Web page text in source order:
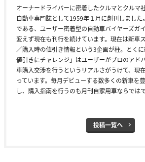
オーナードライバーに密着したクルマとクルマ
自動車専門誌として1959年１月に創刊しまし
である、ユーザー密着型の自動車バイヤーズガ
変えず現在も刊行を続けています。現在は新車
／購入時の値引き情報という3企画が柱。とく
値引きにチャレンジ」はユーザーがプロのアド
車購入交渉を行うというリアルさがうけて、現
っています。毎月デビューする数多くの新車を
し、購入指南を行うのも月刊自家用車ならではで
投稿一覧へ